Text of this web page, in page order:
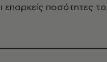
επαρκείς ποσότητες